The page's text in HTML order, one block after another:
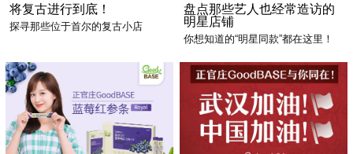
将复古进行到底！
探寻那些位于首尔的复古小店
盘点那些艺人也经常造访的
明星店铺
你想知道的“明星同款”都在这里！